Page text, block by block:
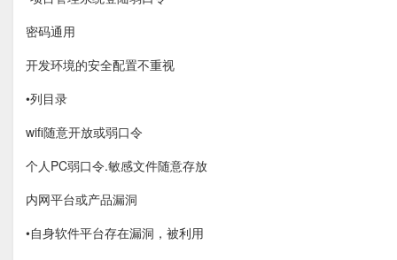
密码通用
开发环境的安全配置不重视
•列目录
wifi随意开放或弱口令
个人PC弱口令.敏感文件随意存放
内网平台或产品漏洞
•自身软件平台存在漏洞，被利用